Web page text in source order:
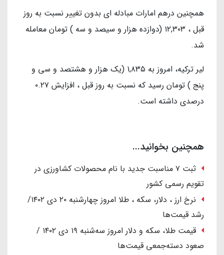
همچنین درهم امارات مبادله ای بدون تغییر نسبت به روز
قبل ، ۱۲,۳۰۳ (دوازده هزار و سیصد و سه ) تومان معامله
شد.
لیر ترکیه، امروز به ۱,۸۳۵ (یک هزار و هشتصد و سی و
پنج ) تومان رسید که نسبت به روز قبل ، افزایش ۰.۲۷
درصدی داشته است.
همچنین بخوانید...
ثبت ۷ مناسبت جدید با نام محصولات کشاورزی در
تقویم رسمی کشور
نرخ ارز ، دلار، سکه ، طلا امروز چهارشنبه ۲۰ دی ۱۴۰۲/
رشد قیمت‌ها
قیمت طلا، سکه و دلار امروز سه‌شنبه ۱۹ دی ۱۴۰۲ /
صعود دسته‌جمعی قیمت‌ها